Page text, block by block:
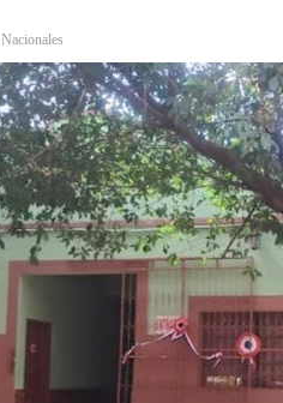
Nacionales